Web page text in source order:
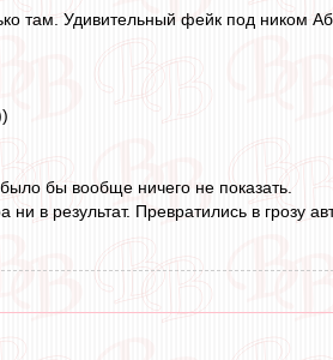
там. Удивительный фейк под ником
бы вообще ничего не показать.
в результат. Превратились в грозу